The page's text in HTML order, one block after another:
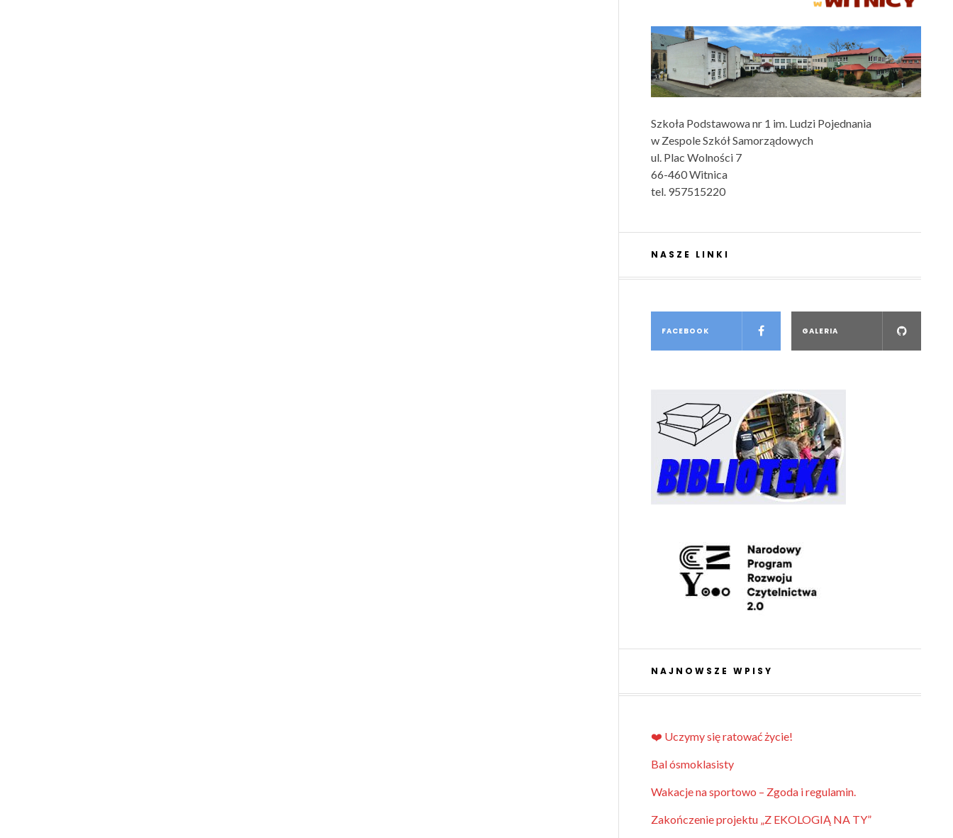
Szkoła Podstawowa nr 1 im. Ludzi Pojednania
w Zespole Szkół Samorządowych
ul. Plac Wolności 7
66-460 Witnica
tel. 957515220
NASZE LINKI
FACEBOOK GALERIA
NAJNOWSZE WPISY
❤️ Uczymy się ratować życie!
Bal ósmoklasisty
Wakacje na sportowo – Zgoda i regulamin.
Zakończenie projektu „Z EKOLOGIĄ NA TY”